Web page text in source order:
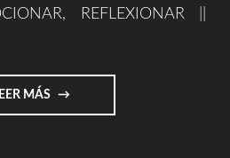
REFLEXIONAR ||
MÁS "LOCURARTE.COM"